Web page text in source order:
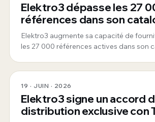
Elektro3 dépasse les 27
références dans son
consolide comme
360°
Elektro3 augmente sa capacité de
les 27 000 références actives dans son
19 · JUIN · 2026
Elektro3 signe un accord
distribution exclusive con